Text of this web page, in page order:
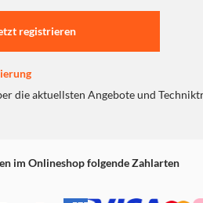
registrieren
die aktuellsten Angebote und
im Onlineshop folgende Zahlarten